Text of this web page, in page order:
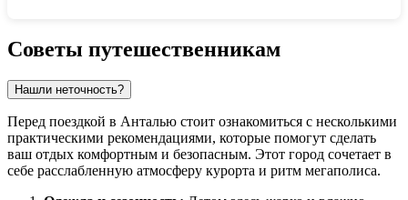
Советы путешественникам
Нашли неточность?
Перед поездкой в Анталью стоит ознакомиться с несколькими
практическими рекомендациями, которые помогут сделать
ваш отдых комфортным и безопасным. Этот город сочетает в
себе расслабленную атмосферу курорта и ритм мегаполиса.